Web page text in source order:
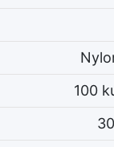
100